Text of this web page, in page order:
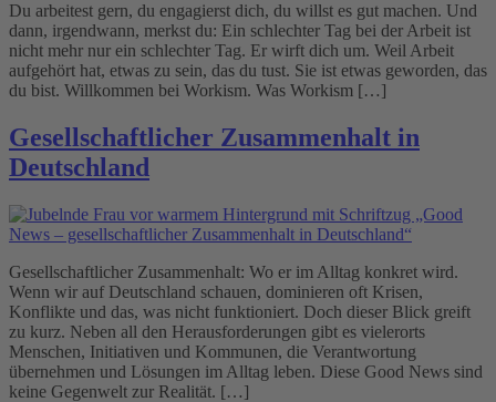
Du arbeitest gern, du engagierst dich, du willst es gut machen. Und
dann, irgendwann, merkst du: Ein schlechter Tag bei der Arbeit ist
nicht mehr nur ein schlechter Tag. Er wirft dich um. Weil Arbeit
aufgehört hat, etwas zu sein, das du tust. Sie ist etwas geworden, das
du bist. Willkommen bei Workism. Was Workism […]
Gesellschaftlicher Zusammenhalt in
Deutschland
Gesellschaftlicher Zusammenhalt: Wo er im Alltag konkret wird.
Wenn wir auf Deutschland schauen, dominieren oft Krisen,
Konflikte und das, was nicht funktioniert. Doch dieser Blick greift
zu kurz. Neben all den Herausforderungen gibt es vielerorts
Menschen, Initiativen und Kommunen, die Verantwortung
übernehmen und Lösungen im Alltag leben. Diese Good News sind
keine Gegenwelt zur Realität. […]